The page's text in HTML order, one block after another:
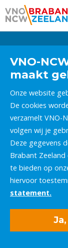
VNO-
maakt
Onze website
De cookies
verzamelt VNO-
volgen wij je
Deze gegevens
Brabant
te bieden op
hiervoor
statement.